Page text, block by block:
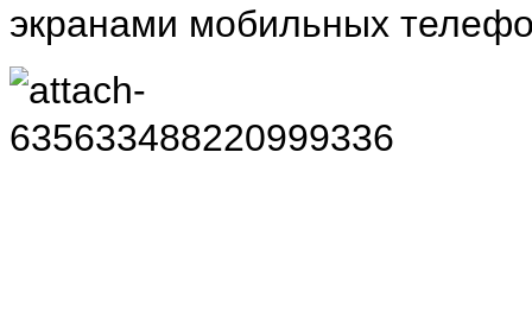
экранами мобильных